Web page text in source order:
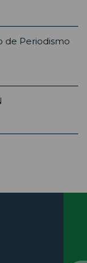
de Periodismo